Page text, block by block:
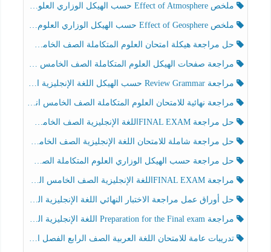
ملخص Effect of Atmosphere حسب الهيكل الوزاري العلوم المتكاملة الصف الخامس انسبير الفصل الثالث
ملخص Effect of Geosphere حسب الهيكل الوزاري العلوم المتكاملة الصف الخامس انسبير الفصل الثالث
حل مراجعة هيكلة امتحان العلوم المتكاملة الصف الخامس عام الفصل الثالث
مراجعة صفحات الهيكل العلوم المتكاملة الصف الخامس انسبير الفصل الثالث
مراجعة Review Grammar حسب الهيكل اللغة الإنجليزية الصف الخامس الفصل الثالث
مراجعة نهائية للامتحان العلوم المتكاملة الصف الخامس انسبير الفصل الثالث
حل مراجعة FINAL EXAMاللغة الإنجليزية الصف الخامس الفصل الثالث
حل مراجعة شاملة للامتحان اللغة الإنجليزية الصف الخامس الفصل الثالث
حل مراجعة حسب الهيكل الوزاري العلوم المتكاملة الصف الخامس عام الفصل الثالث
مراجعة FINAL EXAMاللغة الإنجليزية الصف الخامس الفصل الثالث
حل أوراق عمل مراجعة الاختبار النهائي اللغة الإنجليزية الصف الرابع الفصل الثالث
مراجعة Preparation for the Final exam اللغة الإنجليزية الصف الرابع الفصل الثالث
تدريبات عامة للامتحان اللغة العربية الصف الرابع الفصل الثالث